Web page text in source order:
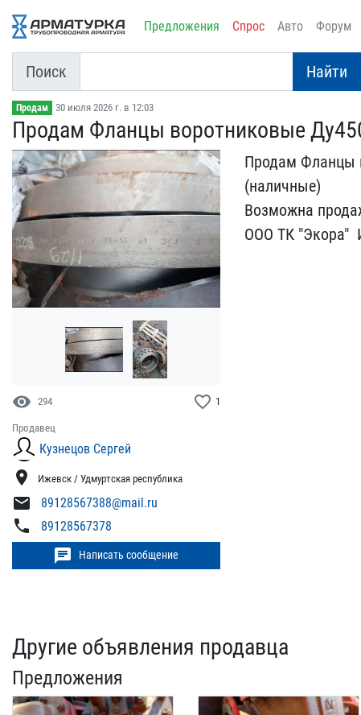
Предложения Спрос Авто Форум
Поиск Найти
Продам 30 июля 2026 г. в 12:03
Продам Фланцы воротников​ые
visibility 294 favorite_border 1
Продавец
Кузнецов Сергей
location_on Ижевск / Удмуртская республика
mail 89128567388@mail.ru
phone 89128567378
chat Написать сообщение
Продам Фланцы
(налич​ные)
Возможна
ООО ТК "Экора"
Другие объявления продавца
Предложения